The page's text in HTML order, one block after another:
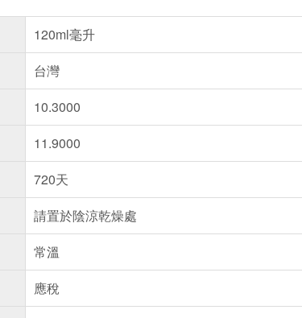
120ml毫升
台灣
10.3000
11.9000
720天
請置於陰涼乾燥處
常溫
應稅